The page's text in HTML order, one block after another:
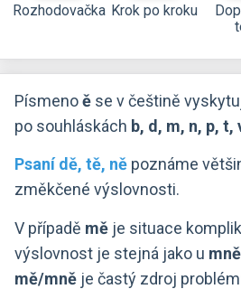
Rozhodovačka Krok po kroku
Písmenoě se v češtině
po souhláskách b, d, m, n, p, t,
Psaní dě, tě, ně poznáme
změkčené výslovnosti.
V případě mě je situace
výslovnost je stejná jako u mně
mě/mně je častý zdroj